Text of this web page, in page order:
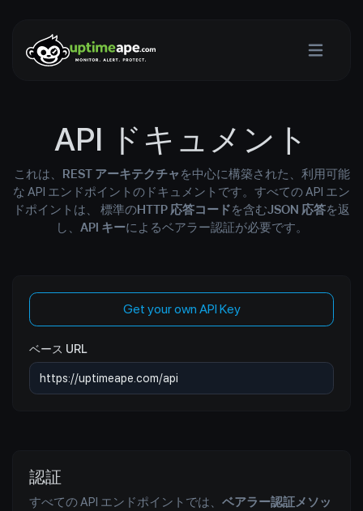
API ドキュメント
これは、 REST アーキテクチャ を中心に構築された、利用可能
な API エンドポイントのドキュメントです。すべての API エン
ドポイントは、 標準のHTTP 応答コードを含むJSON 応答を返
し、 API キーによるベアラー認証が必要です。
Get your own API Key
ベース URL
認証
すべての API エンドポイントでは、 ベアラー認証メソッ